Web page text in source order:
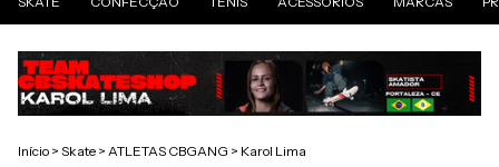
Início > Skate > ATLETAS CBGANG > Karol Lima